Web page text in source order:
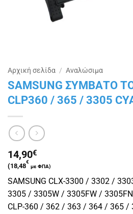
Αρχική σελίδα / Αναλώσιμα
SAMSUNG ΣΥΜΒΑΤΟ
CLP360 / 365 / 3305
14,90€
(18,48
€
με ΦΠΑ)
SAMSUNG CLX-3300 / 3302 /
3305 / 3305W / 3305FW /
CLP-360 / 362 / 363 / 364 / 365 /